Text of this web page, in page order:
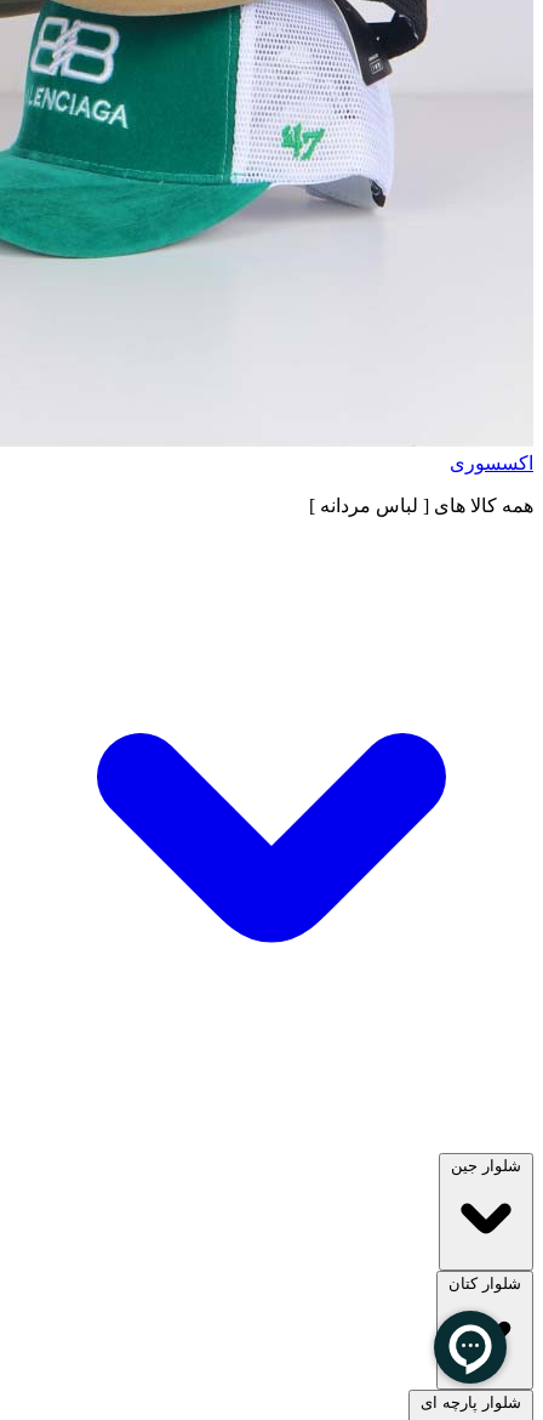
اکسسوری
همه کالا های [ لباس مردانه ]
شلوار جین
مشاهده همه
شلوار کتان
شلوار پارچه ای